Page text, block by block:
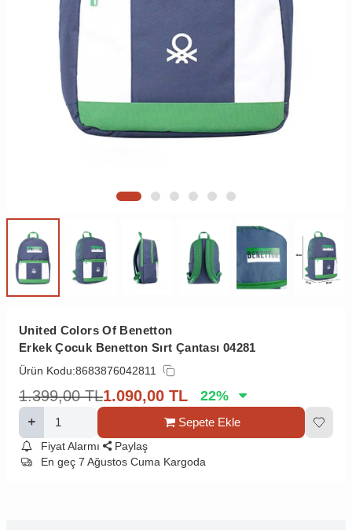
United Colors Of Benetton
Erkek Çocuk Benetton Sırt Çantası 04281
Ürün Kodu:8683876042811
1.399,00 TL1.090,00 TL 22%
Sepete Ekle
Fiyat Alarmı
Paylaş
En geç 7 Ağustos Cuma Kargoda